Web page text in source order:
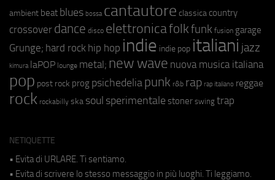
ambient beat blues bossa cantautore classica country
crossover dance disco elettronicafolkfunk fusion garage
Grunge; hard rock hip hop indie indie pop italiani jazz
kimura laPOP lounge metal; new wave nuova musica italiana
pop post rock prog psichedeliapunk r&b rap rap italiano reggae
rock rockabilly ska soul sperimentale stoner swing trap
NETIQUETTE
• Evita di URLARE. Ti sentiamo.
• Evita di scrivere lo stesso messaggio in più luoghi. Ti leggiamo.